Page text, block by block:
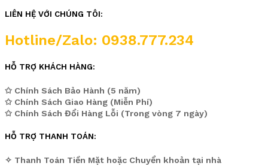
LIÊN HỆ VỚI CHÚNG TÔI:
Hotline/Zalo: 0938.777.234
HỖ TRỢ KHÁCH HÀNG:
✩ Chính Sách Bảo Hành (5 năm)
✩ Chính Sách Giao Hàng (Miễn Phí)
✩ Chính Sách Đổi Hàng Lỗi (Trong vòng 7 ngày)
HỖ TRỢ THANH TOÁN:
✧ Thanh Toán Tiền Mặt hoặc Chuyển khoản tại nhà